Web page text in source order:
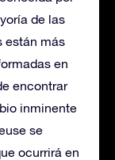
de las
están más
en
encontrar
inminente
se
ocurrirá en